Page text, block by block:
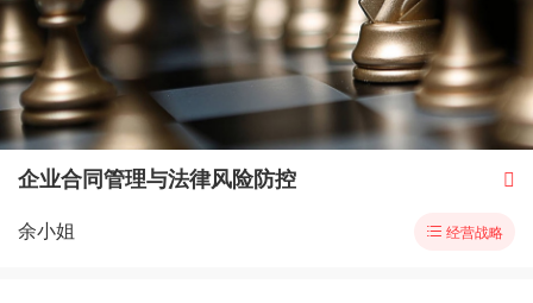
企业合同管理与法律风险防控 
余小姐  经营战略